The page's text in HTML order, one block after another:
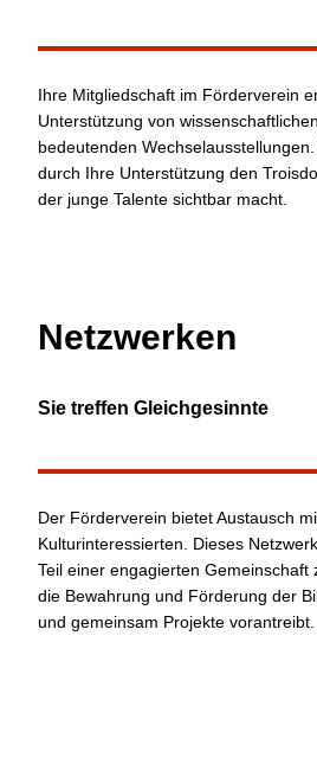
Ihre Mitgliedschaft im Förderverein
Unterstützung von
bedeutenden
durch Ihre Unterstützung den
der junge Talente sichtbar macht.
Netzwerken
Sie treffen Gleichgesinnte
Der Förderverein bietet Austausch
Kulturinteressierten. Dieses
Teil einer engagierten Gemeinschaft
die Bewahrung und Förderung der
und gemeinsam Projekte vorantreibt.